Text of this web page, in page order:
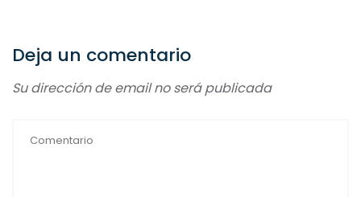
Deja un comentario
Su dirección de email no será publicada